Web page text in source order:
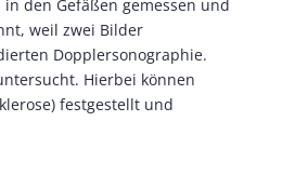
den Gefäßen gemessen und
weil zwei Bilder
Dopplersonographie.
Hierbei können
festgestellt und